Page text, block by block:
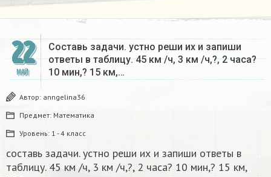
22
МАЙ
Составь задачи. устно реши их и запиши
ответы в таблицу. 45 км /ч, 3 км /ч,?, 2 часа?
10 мин,? 15 км,…
Автор: anngelina36
Предмет: Математика
Уровень: 1 - 4 класс
составь задачи. устно реши их и запиши ответы в
таблицу. 45 км /ч, 3 км /ч,?, 2 часа? 10 мин,? 15 км,